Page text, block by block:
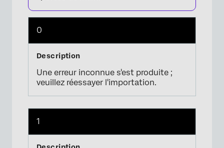
0
Une erreur inconnue s'est produite ;
veuillez réessayer l'importation.
1